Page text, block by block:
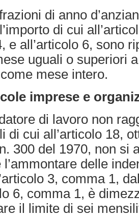
di anno
di cui
e all’articolo 6, sono
uguali o superiori
mese intero.
imprese e
di lavoro non
di cui all’articolo 18,
300 del 1970, non si
delle
3, comma 1,
6, comma 1, è
il limite di sei